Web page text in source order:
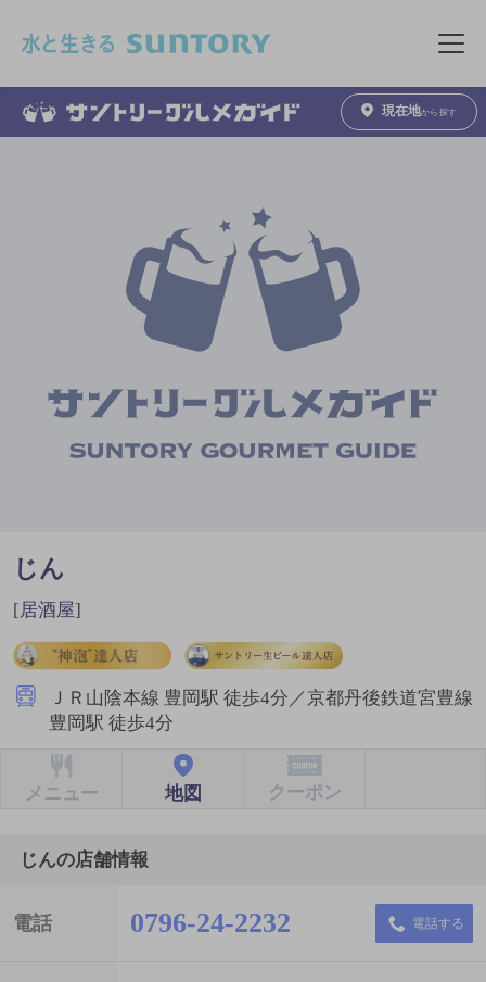
メニュ
現在地から探す
じん
[居酒屋]
ＪＲ山陰本線 豊岡駅 徒歩4分／京都丹後鉄道宮豊線
豊岡駅 徒歩4分
メニュー 地図 クーポン
じんの店舗情報
電話 0796-24-2232 電話する